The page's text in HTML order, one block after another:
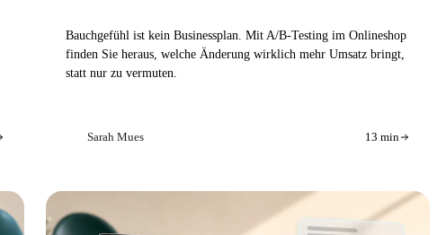
Bauchgefühl ist kein Businessplan. Mit A/B-Testing im Onlineshop
finden Sie heraus, welche Änderung wirklich mehr Umsatz bringt,
statt nur zu vermuten.
Sarah Mues 13 min